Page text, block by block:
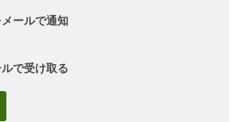
ールで通知
で受け取る